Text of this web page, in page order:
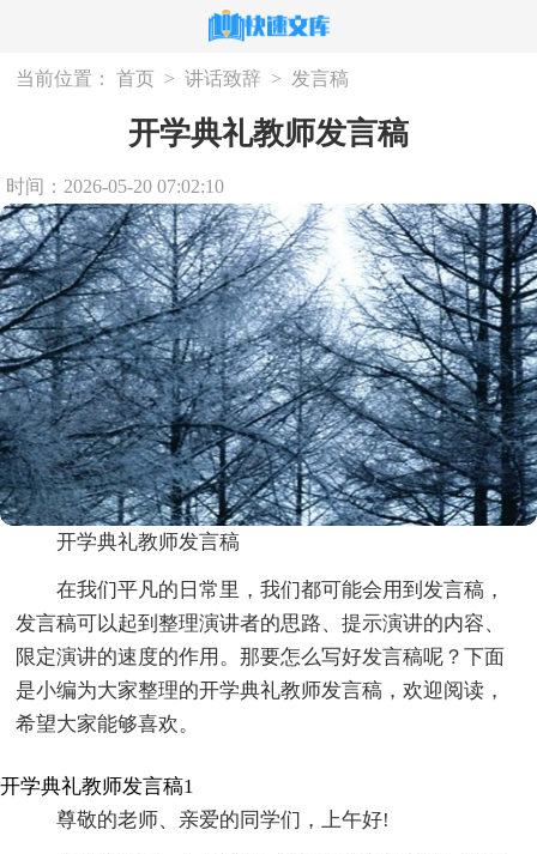
当前位置： 首页 > 讲话致辞 > 发言稿
开学典礼教师发言稿
时间：2026-05-20 07:02:10
开学典礼教师发言稿
在我们平凡的日常里，我们都可能会用到发言稿，
发言稿可以起到整理演讲者的思路、提示演讲的内容、
限定演讲的速度的作用。那要怎么写好发言稿呢？下面
是小编为大家整理的开学典礼教师发言稿，欢迎阅读，
希望大家能够喜欢。
开学典礼教师发言稿1
尊敬的老师、亲爱的同学们，上午好!